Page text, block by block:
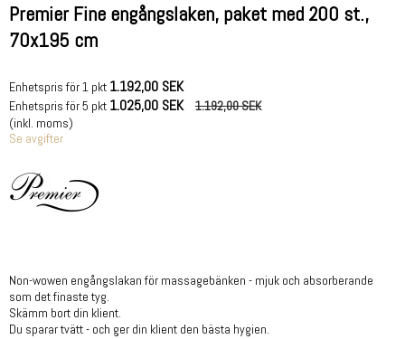
Premier Fine engångslaken, paket med 200 st.,
70x195 cm
Enhetspris för 1 pkt 1.192,00 SEK
Enhetspris för 5 pkt 1.025,00 SEK
1.192,00 SEK
(inkl. moms)
Se avgifter
Non-wowen engångslakan för massagebänken - mjuk och absorberande
som det finaste tyg.
Skämm bort din klient.
Du sparar tvätt - och ger din klient den bästa hygien.